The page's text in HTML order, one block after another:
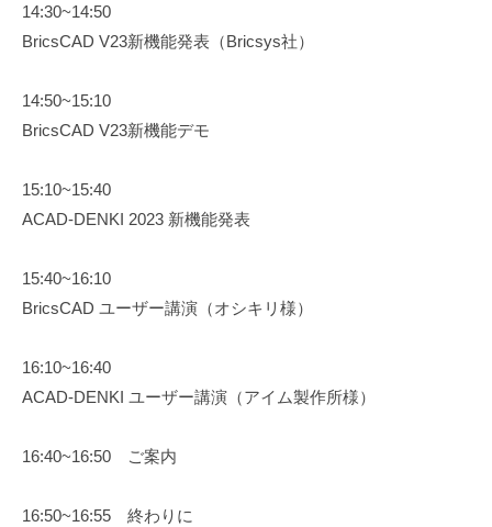
14:30~14:50
BricsCAD V23新機能発表（Bricsys社）
14:50~15:10
BricsCAD V23新機能デモ
15:10~15:40
ACAD-DENKI 2023 新機能発表
15:40~16:10
BricsCAD ユーザー講演（オシキリ様）
16:10~16:40
ACAD-DENKI ユーザー講演（アイム製作所様）
16:40~16:50 ご案内
16:50~16:55 終わりに